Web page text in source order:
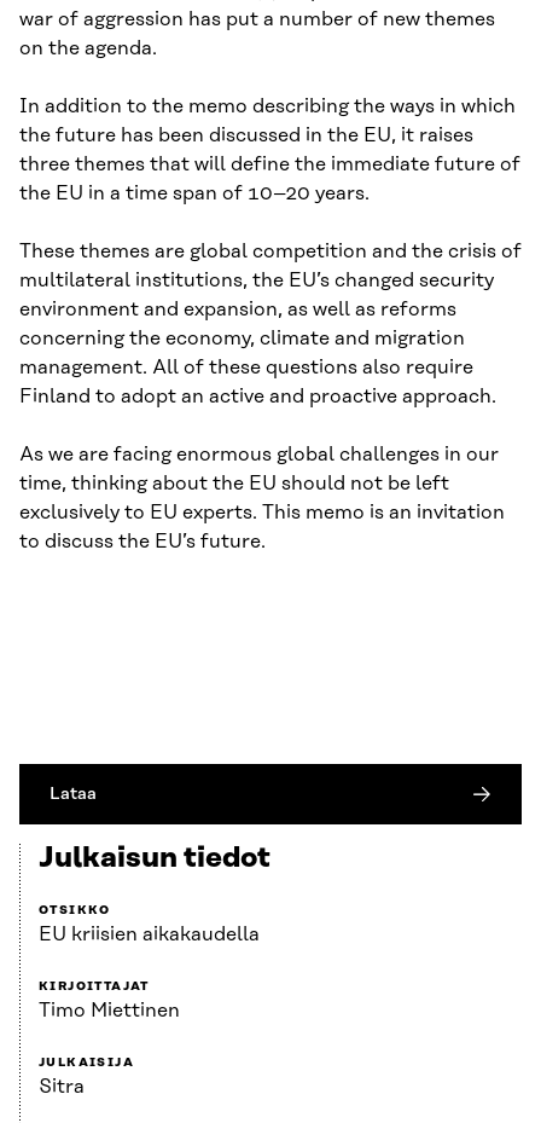
war of aggression has put a number of new themes
on the agenda.
In addition to the memo describing the ways in which
the future has been discussed in the EU, it raises
three themes that will define the immediate future of
the EU in a time span of 10–20 years.
These themes are global competition and the crisis of
multilateral institutions, the EU’s changed security
environment and expansion, as well as reforms
concerning the economy, climate and migration
management. All of these questions also require
Finland to adopt an active and proactive approach.
As we are facing enormous global challenges in our
time, thinking about the EU should not be left
exclusively to EU experts. This memo is an invitation
to discuss the EU’s future.
Lataa
Julkaisun tiedot
OTSIKKO
EU kriisien aikakaudella
KIRJOITTAJAT
Timo Miettinen
JULKAISIJA
Sitra